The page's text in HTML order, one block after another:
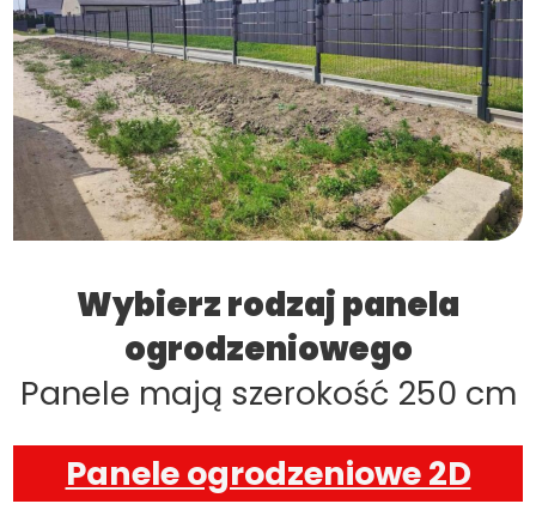
Wybierz rodzaj panela
ogrodzeniowego
Panele mają szerokość 250 cm
Panele ogrodzeniowe 2D